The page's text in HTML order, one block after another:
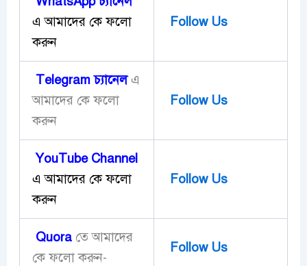
এ আমাদের কে ফলো
করুন
Follow Us
Telegram চ্যানেলএ
আমাদের কে ফলো
করুন
Follow Us
YouTube Channel
এ আমাদের কে ফলো
করুন
Follow Us
Quora তে আমাদের
কে ফলো করুন-
Follow Us